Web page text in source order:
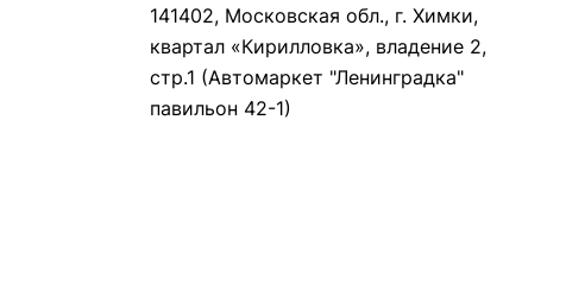
141402, Московская обл., г. Химки,
квартал «Кирилловка», владение 2,
стр.1 (Автомаркет "Ленинградка"
павильон 42-1)